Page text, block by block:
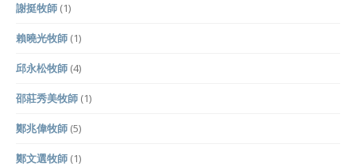
謝挺牧師 (1)
賴曉光牧師 (1)
邱永松牧師 (4)
邵莊秀美牧師 (1)
鄭兆偉牧師 (5)
鄭文選牧師 (1)